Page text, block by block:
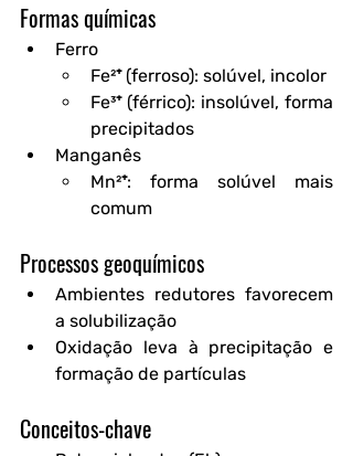
Formas químicas
Ferro
Fe²⁺ (ferroso): solúvel, incolor
Fe³⁺ (férrico): insolúvel, forma
precipitados
Manganês
Mn²⁺: forma solúvel mais
comum
Processos geoquímicos
Ambientes redutores favorecem
a solubilização
Oxidação leva à precipitação e
formação de partículas
Conceitos-chave